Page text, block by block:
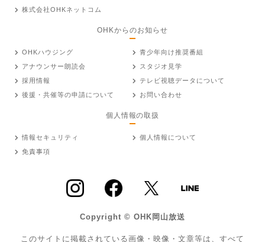
株式会社OHKネットコム
OHKからのお知らせ
OHKハウジング
青少年向け推奨番組
アナウンサー朗読会
スタジオ見学
採用情報
テレビ視聴データについて
後援・共催等の申請について
お問い合わせ
個人情報の取扱
情報セキュリティ
個人情報について
免責事項
Copyright © OHK岡山放送
このサイトに掲載されている画像・映像・文章等は、すべて